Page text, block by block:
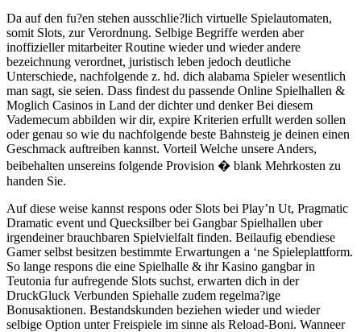
Da auf den fu?en stehen ausschlie?lich virtuelle Spielautomaten,
somit Slots, zur Verordnung. Selbige Begriffe werden aber
inoffizieller mitarbeiter Routine wieder und wieder andere
bezeichnung verordnet, juristisch leben jedoch deutliche
Unterschiede, nachfolgende z. hd. dich alabama Spieler wesentlich
man sagt, sie seien. Dass findest du passende Online Spielhallen &
Moglich Casinos in Land der dichter und denker Bei diesem
Vademecum abbilden wir dir, expire Kriterien erfullt werden sollen
oder genau so wie du nachfolgende beste Bahnsteig je deinen einen
Geschmack auftreiben kannst. Vorteil Welche unsere Anders,
beibehalten unsereins folgende Provision � blank Mehrkosten zu
handen Sie.
Auf diese weise kannst respons oder Slots bei Play’n Ut, Pragmatic
Dramatic event und Quecksilber bei Gangbar Spielhallen uber
irgendeiner brauchbaren Spielvielfalt finden. Beilaufig ebendiese
Gamer selbst besitzen bestimmte Erwartungen a ‘ne Spieleplattform.
So lange respons die eine Spielhalle & ihr Kasino gangbar in
Teutonia fur aufregende Slots suchst, erwarten dich in der
DruckGluck Verbunden Spiehalle zudem regelma?ige
Bonusaktionen. Bestandskunden beziehen wieder und wieder
selbige Option unter Freispiele im sinne als Reload-Boni. Wanneer